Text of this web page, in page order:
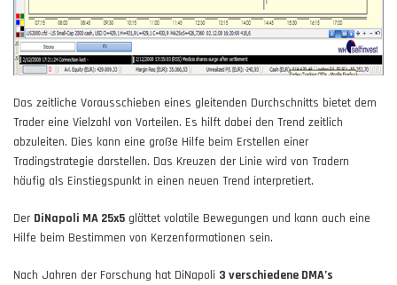
Das zeitliche Vorausschieben eines gleitenden Durchschnitts bietet dem
Trader eine Vielzahl von Vorteilen. Es hilft dabei den Trend zeitlich
abzuleiten. Dies kann eine große Hilfe beim Erstellen einer
Tradingstrategie darstellen. Das Kreuzen der Linie wird von Tradern
häufig als Einstiegspunkt in einen neuen Trend interpretiert.
Der DiNapoli MA 25x5 glättet volatile Bewegungen und kann auch eine
Hilfe beim Bestimmen von Kerzenformationen sein.
Nach Jahren der Forschung hat DiNapoli 3 verschiedene DMA’s